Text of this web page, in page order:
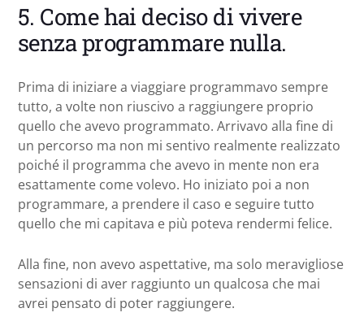
5. Come hai deciso di vivere
senza programmare nulla.
Prima di iniziare a viaggiare programmavo sempre
tutto, a volte non riuscivo a raggiungere proprio
quello che avevo programmato. Arrivavo alla fine di
un percorso ma non mi sentivo realmente realizzato
poiché il programma che avevo in mente non era
esattamente come volevo. Ho iniziato poi a non
programmare, a prendere il caso e seguire tutto
quello che mi capitava e più poteva rendermi felice.
Alla fine, non avevo aspettative, ma solo meravigliose
sensazioni di aver raggiunto un qualcosa che mai
avrei pensato di poter raggiungere.